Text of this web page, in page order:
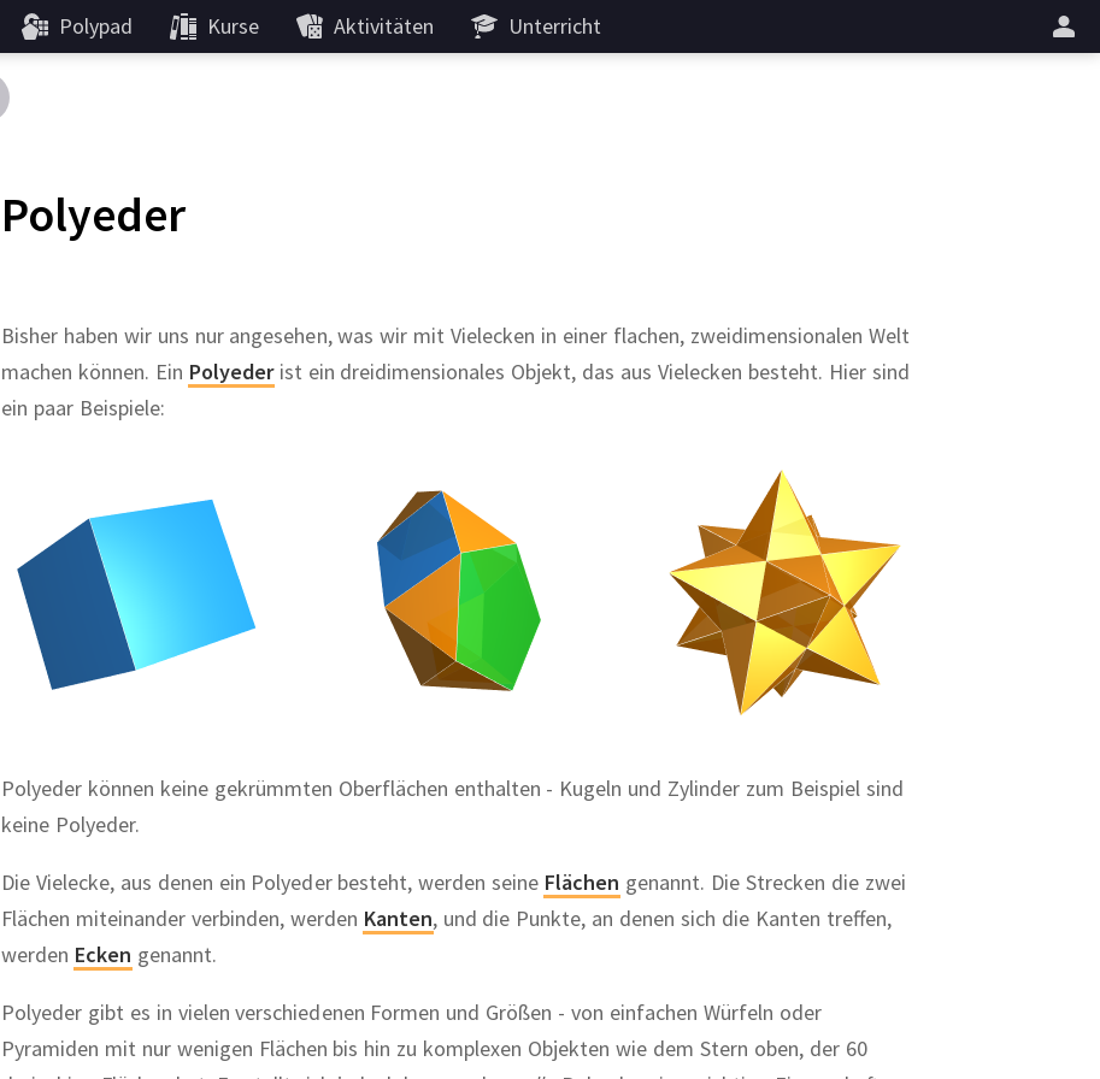
Polypad Kurse Aktivitäten Unterricht
Polyeder
Bisher haben wir uns nur angesehen, was wir mit Vielecken in einer flachen, zweidimensionalen Welt
machen können. Ein Polyederist ein dreidimensionales Objekt, das aus Vielecken besteht. Hier sind
ein paar Beispiele:
Polyeder können keine gekrümmten Oberflächen enthalten - Kugeln und Zylinder zum Beispiel sind
keine Polyeder.
Die Vielecke, aus denen ein Polyeder besteht, werden seine Flächen genannt. Die Strecken die zwei
Flächen miteinander verbinden, werden Kanten,und die Punkte, an denen sich die Kanten treffen,
werden Ecken genannt.
Polyeder gibt es in vielen verschiedenen Formen und Größen - von einfachen Würfeln oder
Pyramiden mit nur wenigen Flächen bis hin zu komplexen Objekten wie dem Stern oben, der 60